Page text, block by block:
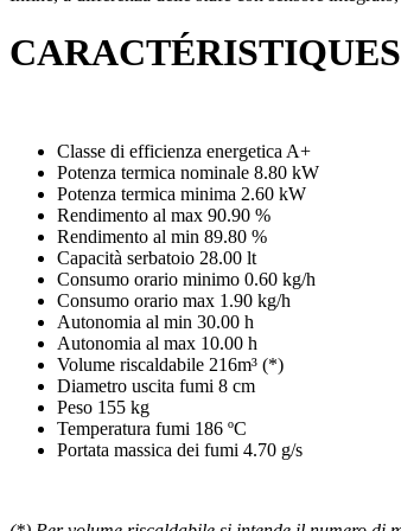
Classe di efficienza energetica A+
Potenza termica nominale 8.80 kW
Potenza termica minima 2.60 kW
Rendimento al max 90.90 %
Rendimento al min 89.80 %
Capacità serbatoio 28.00 lt
Consumo orario minimo 0.60 kg/h
Consumo orario max 1.90 kg/h
Autonomia al min 30.00 h
Autonomia al max 10.00 h
Volume riscaldabile 216m³ (*)
Diametro uscita fumi 8 cm
Peso 155 kg
Temperatura fumi 186 ºC
Portata massica dei fumi 4.70 g/s